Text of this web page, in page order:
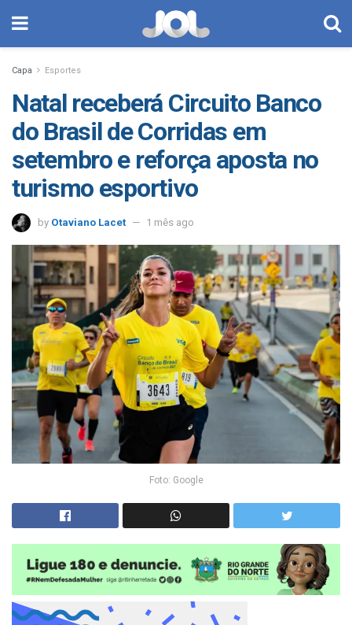
Capa Esportes
Natal receberá Circuito Banco
do Brasil de Corridas em
setembro e reforça aposta no
turismo esportivo
by Otaviano Lacet 1 mês ago
Foto: Google